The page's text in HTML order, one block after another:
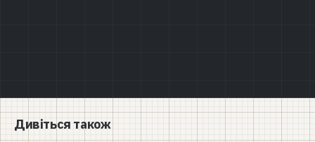
Дивіться також